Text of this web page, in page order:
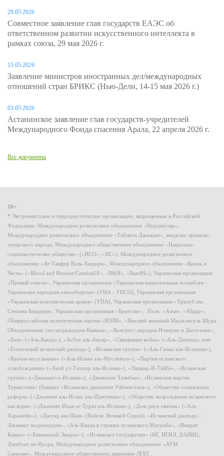
29.05.2026
Совместное заявление глав государств ЕАЭС об
ответственном развитии искусственного интеллекта в
рамках союза, 29 мая 2026 г.
15.05.2026
Заявление министров иностранных дел/международных
отношений стран БРИКС (Нью-Дели, 14-15 мая 2026 г.)
03.05.2026
Астанинское заявление глав государств-учредителей
Международного Фонда спасения Арала, 22 апреля 2026 г.
Все документы
18+
* Экстремистские и террористические организации, запрещенные в Российской
Федерации: Международное религиозное объединение «Нурджулар»,
Международное религиозное объединение «Таблиги Джамаат», меджлис крымско-
татарского народа, Международное общественное объединение «Национал-
социалистическое общество» («НСО», «НС»), Международное религиозное
объединение «Ат-Такфир Валь-Хиджра», Международное объединение «Кровь и
Честь» («Blood and Honour/Combat18», «B&H», «BandH»), Украинская организация
«Правый сектор», Украинская организация «Украинская национальная ассамблея –
Украинская народная самооборона» (УНА - УНСО), Украинская организация
«Украинская повстанческая армия» (УПА), Украинская организация «Тризуб им.
Степана Бандеры», Украинская организация «Братство», Полк «Азов», «Айдар»,
Общероссийская политическая партия «ВОЛЯ», «Высший военный Маджлисуль Шура
Объединенных сил моджахедов Кавказа», «Конгресс народов Ичкерии и Дагестана»,
«База» («Аль-Каида»), «Асбат аль-Ансар», «Священная война» («Аль-Джихад» или
«Египетский исламский джихад»), «Исламская группа» («Аль-Гамаа аль-Исламия»),
«Братья-мусульмане» («Аль-Ихван аль-Муслимун»), «Партия исламского
освобождения» («Хизб ут-Тахрир аль-Ислами»), «Лашкар-И-Тайба», «Исламская
группа» («Джамаат-и-Ислами»), «Движение Талибан», «Исламская партия
Туркестана» (бывшее «Исламское движение Узбекистана»), «Общество социальных
реформ» («Джамият аль-Ислах аль-Иджтимаи»), «Общество возрождения исламского
наследия» («Джамият Ихья ат-Тураз аль-Ислами»), «Дом двух святых» («Аль-
Харамейн»), «Джунд аш-Шам» (Войско Великой Сирии), «Исламский джихад –
Джамаат моджахедов», «Аль-Каида в странах исламского Магриба», «Имарат
Кавказ» («Кавказский Эмират»), «Исламское государство» (ИГ, ИГИЛ, ДАИШ),
Джебхат ан-Нусра, Международное религиозное объединение «АУМ
Синрике», Международное общественное движение ЛГБТ.